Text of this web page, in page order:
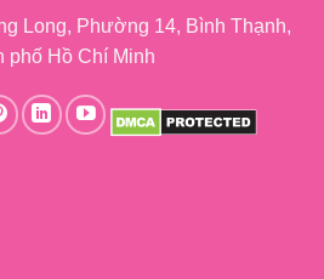
Long, Phường 14, Bình Thạnh,
phố Hồ Chí Minh